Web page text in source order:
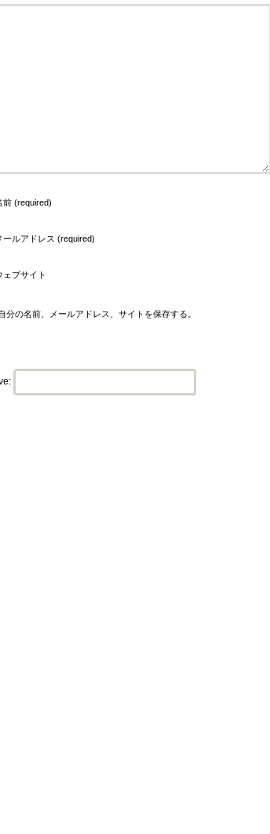
前 (required)
ールアドレス (required)
ェブサイト
の名前、メールアドレス、サイトを保存する。